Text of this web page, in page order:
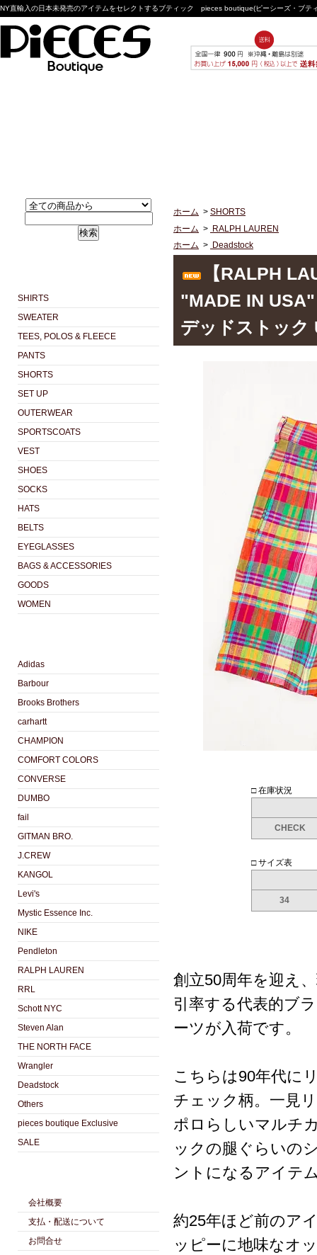
NY直輸入の日本未発売のアイテムをセレクトするブティック pieces boutique(ピーシーズ・ブ
検索
SHIRTS
SWEATER
TEES, POLOS & FLEECE
PANTS
SHORTS
SET UP
OUTERWEAR
SPORTSCOATS
VEST
SHOES
SOCKS
HATS
BELTS
EYEGLASSES
BAGS & ACCESSORIES
GOODS
WOMEN
Adidas
Barbour
Brooks Brothers
carhartt
CHAMPION
COMFORT COLORS
CONVERSE
DUMBO
fail
GITMAN BRO.
J.CREW
KANGOL
Levi's
Mystic Essence Inc.
NIKE
Pendleton
RALPH LAUREN
RRL
Schott NYC
Steven Alan
THE NORTH FACE
Wrangler
Deadstock
Others
pieces boutique Exclusive
SALE
会社概要
支払・配送について
お問合せ
ホーム > SHORTS
ホーム > RALPH LAUREN
ホーム > Deadstock
【RALPH
"MADE IN
デッドストック
□ 在庫状況
CHECK
□ サイズ表
34
創立50周年を迎え
引率する代表的ブ
ーツが入荷です。
こちらは90年代に
チェック柄。一見
ポロらしいマルチ
ックの腿ぐらいの
ントになるアイテ
約25年ほど前のア
ッピーに地味なオ